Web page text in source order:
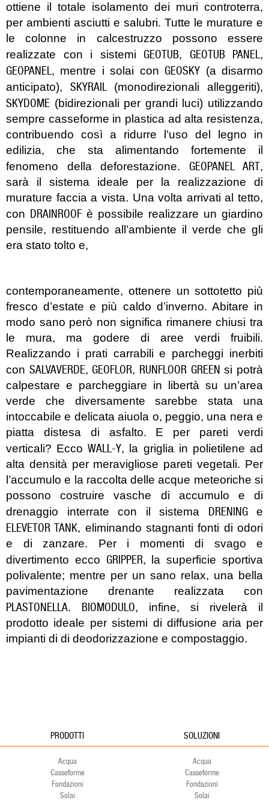
ottiene il totale isolamento dei muri controterra,
per ambienti asciutti e salubri. Tutte le murature e
le colonne in calcestruzzo possono essere
realizzate con i sistemi GEOTUB, GEOTUB PANEL ,
GEOPANEL , mentre i solai con GEOSKY (a disarmo
anticipato), SKYRAIL (monodirezionali alleggeriti),
SKYDOME (bidirezionali per grandi luci) utilizzando
sempre casseforme in plastica ad alta resistenza,
contribuendo così a ridurre l’uso del legno in
edilizia, che sta alimentando fortemente il
fenomeno della deforestazione. GEOPANEL ART,
sarà il sistema ideale per la realizzazione di
murature faccia a vista. Una volta arrivati al tetto,
con DRAINROOFè possibile realizzare un giardino
pensile, restituendo all’ambiente il verde che gli
era stato tolto e,
contemporaneamente, ottenere un sottotetto più
fresco d’estate e più caldo d’inverno. Abitare in
modo sano però non significa rimanere chiusi tra
le mura, ma godere di aree verdi fruibili.
Realizzando i prati carrabili e parcheggi inerbiti
con SALVAVERDE, GEOFLOR, RUNFLOOR GREEN si potrà
calpestare e parcheggiare in libertà su un’area
verde che diversamente sarebbe stata una
intoccabile e delicata aiuola o, peggio, una nera e
piatta distesa di asfalto. E per pareti verdi
verticali? EccoWALL-Y, la griglia in polietilene ad
alta densità per meravigliose pareti vegetali. Per
l’accumulo e la raccolta delle acque meteoriche si
possono costruire vasche di accumulo e di
drenaggio interrate con il sistema DRENINGe
ELEVETOR TANK, eliminando stagnanti fonti di odori
e di zanzare. Per i momenti di svago e
divertimento ecco GRIPPER, la superficie sportiva
polivalente; mentre per un sano relax, una bella
pavimentazione drenante realizzata con
PLASTONELLA. BIOMODULO, infine, si rivelerà il
prodotto ideale per sistemi di diffusione aria per
impianti di di deodorizzazione e compostaggio.
PRODOTTI
Acqua
Casseforme
Fondazioni
Solai
SOLUZIONI
Acqua
Casseforme
Fondazioni
Solai